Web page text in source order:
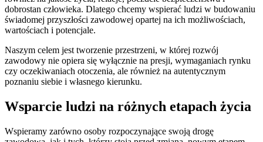
dobrostan człowieka. Dlatego chcemy wspierać ludzi w budowaniu
świadomej przyszłości zawodowej opartej na ich możliwościach,
wartościach i potencjale.
Naszym celem jest tworzenie przestrzeni, w której rozwój
zawodowy nie opiera się wyłącznie na presji, wymaganiach rynku
czy oczekiwaniach otoczenia, ale również na autentycznym
poznaniu siebie i własnego kierunku.
Wsparcie ludzi na różnych etapach życia
Wspieramy zarówno osoby rozpoczynające swoją drogę